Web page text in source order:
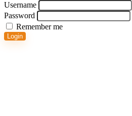
Username
Password
Remember me
Login